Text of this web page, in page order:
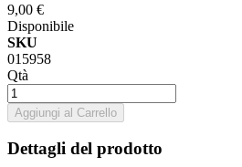
9,00 €
Disponibile
SKU
015958
Qtà
Aggiungi al Carrello
Dettagli del prodotto